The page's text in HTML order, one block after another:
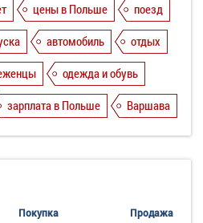
цены в Польше
поезд
автомобиль
отдых
одежда и обувь
зарплата в Польше Варшава
Покупка Продажа